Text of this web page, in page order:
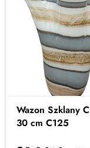
Wazon Szklany
30 cm C125